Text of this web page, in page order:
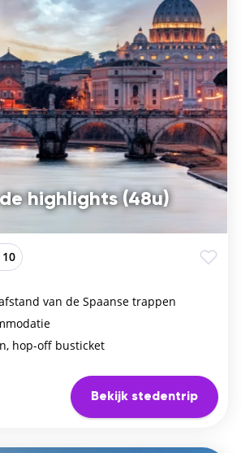
highlights (48u)
10
van de Spaanse trappen
hop-off busticket
Bekijk stedentrip